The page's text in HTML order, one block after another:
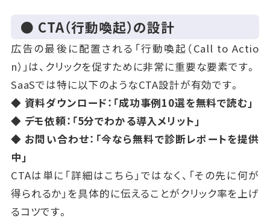
● CTA（行動喚起）の設計
広告の最後に配置される「行動喚起（Call to Actio
n）」は、クリックを促すために非常に重要な要素です。
SaaSでは特に以下のようなCTA設計が有効です。
◆ 資料ダウンロード：「成功事例10選を無料で読む」
◆ デモ依頼：「5分でわかる導入メリット」
◆ お問い合わせ：「今なら無料で診断レポートを提供
中」
CTAは単に「詳細はこちら」ではなく、「その先に何が
得られるか」を具体的に伝えることがクリック率を上げ
るコツです。